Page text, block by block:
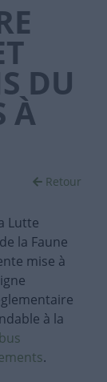
DU
À
Retour
Lutte
la Faune
mise à
à la
.